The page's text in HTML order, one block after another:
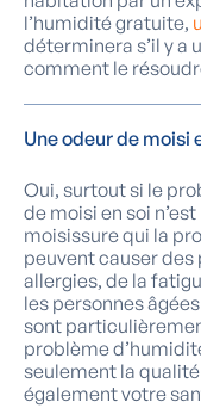
l’humidité gratuite,
déterminera s’il y a
comment le
Une odeur de moisi
Oui, surtout si le
de moisi en soi
moisissure qui la
peuvent causer
allergies, de la
les personnes
sont
problème
seulement la qualité
également votre